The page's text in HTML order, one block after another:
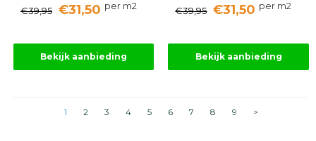
€39,95 €31,50 per m2
Bekijk aanbieding
€39,95 €31,50 per m2
Bekijk aanbieding
1 2 3 4 5 6 7 8 9 >